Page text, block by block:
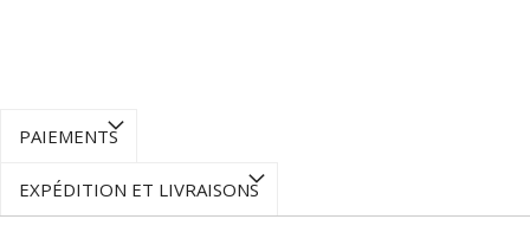
PAIEMENTS
EXPÉDITION ET LIVRAISONS